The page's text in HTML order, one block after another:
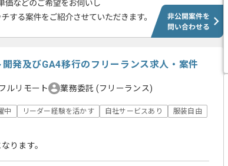
開発及びGA4移行のフリーランス求人・案件
ルリモート 業務委託 (フリーランス)
中 リーダー経験を活かす 自社サービスあり
服装自由
ります。